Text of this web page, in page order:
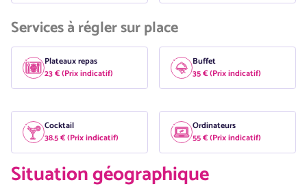
Services à régler sur place
Plateaux repas
23 € (Prix indicatif)
Buffet
35 € (Prix indicatif)
Cocktail
38.5 € (Prix indicatif)
Ordinateurs
55 € (Prix indicatif)
Situation géographique